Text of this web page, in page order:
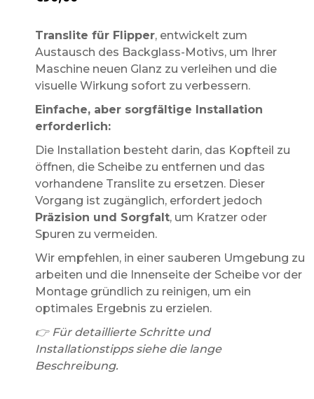
Translite für Flipper, entwickelt zum
Austausch des Backglass-Motivs, um Ihrer
Maschine neuen Glanz zu verleihen und die
visuelle Wirkung sofort zu verbessern.
Einfache, aber sorgfältige Installation
erforderlich:
Die Installation besteht darin, das Kopfteil zu
öffnen, die Scheibe zu entfernen und das
vorhandene Translite zu ersetzen. Dieser
Vorgang ist zugänglich, erfordert jedoch
Präzision und Sorgfalt, um Kratzer oder
Spuren zu vermeiden.
Wir empfehlen, in einer sauberen Umgebung zu
arbeiten und die Innenseite der Scheibe vor der
Montage gründlich zu reinigen, um ein
optimales Ergebnis zu erzielen.
👉 Für detaillierte Schritte und
Installationstipps siehe die lange
Beschreibung.